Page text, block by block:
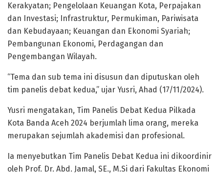
Kerakyatan; Pengelolaan Keuangan Kota, Perpajakan
dan Investasi; Infrastruktur, Permukiman, Pariwisata
dan Kebudayaan; Keuangan dan Ekonomi Syariah;
Pembangunan Ekonomi, Perdagangan dan
Pengembangan Wilayah.
“Tema dan sub tema ini disusun dan diputuskan oleh
tim panelis debat kedua,” ujar Yusri, Ahad (17/11/2024).
Yusri mengatakan, Tim Panelis Debat Kedua Pilkada
Kota Banda Aceh 2024 berjumlah lima orang, mereka
merupakan sejumlah akademisi dan profesional.
Ia menyebutkan Tim Panelis Debat Kedua ini dikoordinir
oleh Prof. Dr. Abd. Jamal, SE., M.Si dari Fakultas Ekonomi